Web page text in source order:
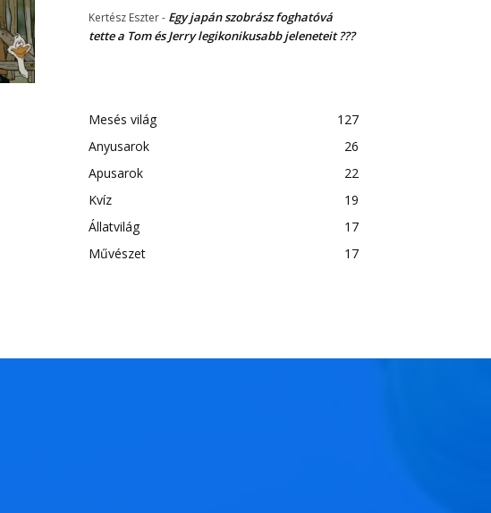
Kertész Eszter- Egy japán szobrász foghatóvá
tette a Tom és Jerry legikonikusabb jeleneteit ???
Mesés világ
127
Anyusarok
26
Apusarok
22
Kvíz
19
Állatvilág
17
Művészet
17